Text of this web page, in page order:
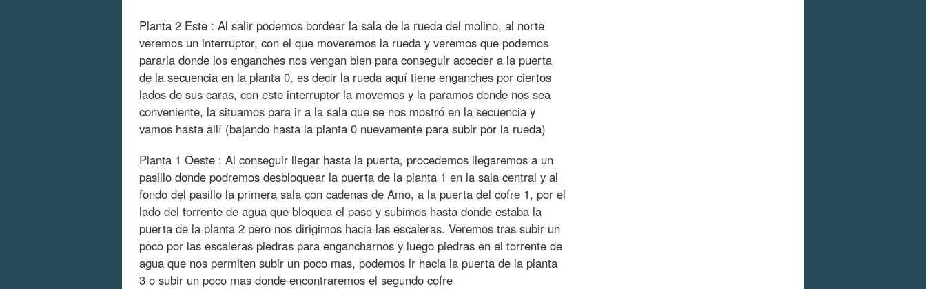
Planta 2 Este : Al salir podemos bordear la sala de la rueda del molino, al norte
veremos un interruptor, con el que moveremos la rueda y veremos que podemos
pararla donde los enganches nos vengan bien para conseguir acceder a la puerta
de la secuencia en la planta 0, es decir la rueda aquí tiene enganches por ciertos
lados de sus caras, con este interruptor la movemos y la paramos donde nos sea
conveniente, la situamos para ir a la sala que se nos mostró en la secuencia y
vamos hasta allí (bajando hasta la planta 0 nuevamente para subir por la rueda)
Planta 1 Oeste : Al conseguir llegar hasta la puerta, procedemos llegaremos a un
pasillo donde podremos desbloquear la puerta de la planta 1 en la sala central y al
fondo del pasillo la primera sala con cadenas de Amo, a la puerta del cofre 1, por el
lado del torrente de agua que bloquea el paso y subimos hasta donde estaba la
puerta de la planta 2 pero nos dirigimos hacia las escaleras. Veremos tras subir un
poco por las escaleras piedras para engancharnos y luego piedras en el torrente de
agua que nos permiten subir un poco mas, podemos ir hacia la puerta de la planta
3 o subir un poco mas donde encontraremos el segundo cofre